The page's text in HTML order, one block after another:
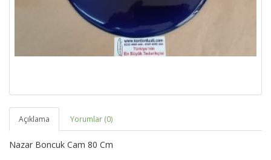
Açıklama Yorumlar (0)
Nazar Boncuk Cam 80 Cm